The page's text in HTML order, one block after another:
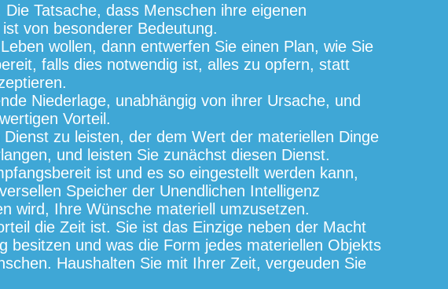
Tatsache, dass Menschen ihre eigenen
von besonderer Bedeutung.
wollen, dann entwerfen Sie einen Plan, wie Sie
falls dies notwendig ist, alles zu opfern, statt
Niederlage, unabhängig von ihrer Ursache, und
Vorteil.
zu leisten, der dem Wert der materiellen Dinge
und leisten Sie zunächst diesen Dienst.
ist und es so eingestellt werden kann,
Speicher der Unendlichen Intelligenz
wird, Ihre Wünsche materiell umzusetzen.
die Zeit ist. Sie ist das Einzige neben der Macht
besitzen und was die Form jedes materiellen Objekts
Haushalten Sie mit Ihrer Zeit, vergeuden Sie